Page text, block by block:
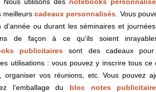
د.م.55.00.
meilleurscadeaux personnalisés . Vous
d’année ou durant les séminaires et
de façon à ce qu’ils soient
publicitaires sont des cadeaux
utilisations : vous pouvez y inscrire tous
organiser vos réunions, etc. Vous pouvez
l’emballage du bloc notes